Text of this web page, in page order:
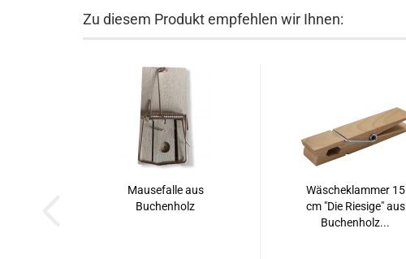
Zu diesem Produkt empfehlen wir Ihnen:
Mausefalle aus
Buchenholz
Wäscheklammer 15
cm "Die Riesige" aus
Buchenholz...